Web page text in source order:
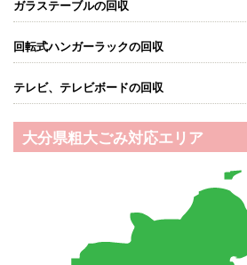
ガラステーブルの回収
回転式ハンガーラックの回収
テレビ、テレビボードの回収
大分県粗大ごみ対応エリア